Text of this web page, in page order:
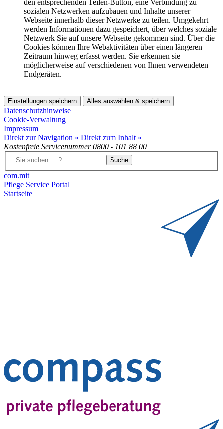
den entsprechenden Teilen-Button, eine Verbindung zu
sozialen Netzwerken aufzubauen und Inhalte unserer
Webseite innerhalb dieser Netzwerke zu teilen. Umgekehrt
werden Informationen dazu gespeichert, über welches soziale
Netzwerk Sie auf unsere Webseite gekommen sind. Über die
Cookies können Ihre Webaktivitäten über einen längeren
Zeitraum hinweg erfasst werden. Sie erkennen sie
möglicherweise auf verschiedenen von Ihnen verwendeten
Endgeräten.
Einstellungen speichern Alles auswählen & speichern
Datenschutzhinweise
Cookie-Verwaltung
Impressum
Direkt zur Navigation » Direkt zum Inhalt »
Kostenfreie Servicenummer0800 - 101 88 00
Suche
com.mit
Pflege Service Portal
Startseite